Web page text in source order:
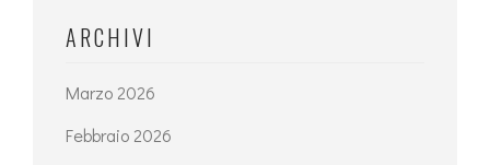
ARCHIVI
Marzo 2026
Febbraio 2026